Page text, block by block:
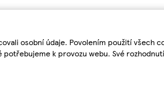
osobní údaje. Povolením použití všech
k provozu webu. Své